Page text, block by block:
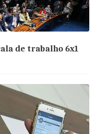
de trabalho 6x1